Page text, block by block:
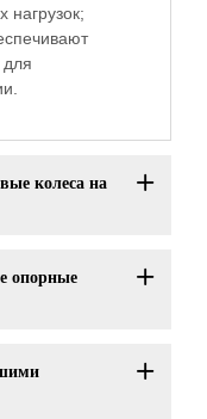
нагрузок;
колеса на
опорные